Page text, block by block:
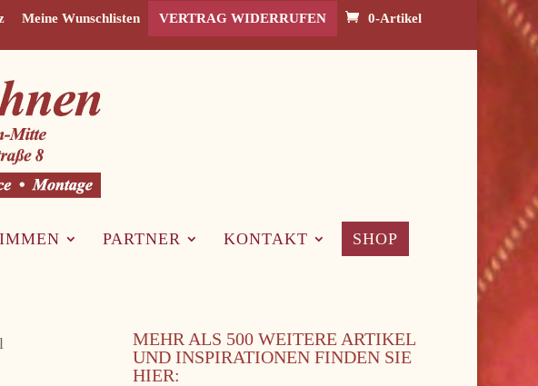
Meine Wunschlisten VERTRAG WIDERRUFEN 0-Artikel
PARTNER KONTAKT SHOP
MEHR ALS 500 WEITERE ARTIKEL
UND INSPIRATIONEN FINDEN SIE
HIER: